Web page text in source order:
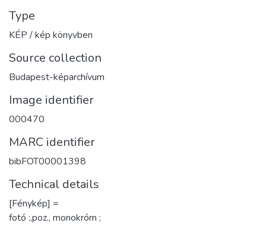
Type
KÉP / kép könyvben
Source collection
Budapest-képarchívum
Image identifier
000470
MARC identifier
bibFOT00001398
Technical details
[Fénykép] =
fotó :,poz., monokróm ;